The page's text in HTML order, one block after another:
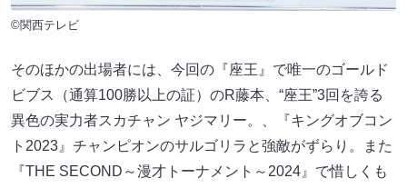
©関西テレビ
そのほかの出場者には、今回の『座王』で唯一のゴールド
ビブス（通算100勝以上の証）のR藤本、“座王”3回を誇る
異色の実力者スカチャン ヤジマリー。、『キングオブコン
ト2023』チャンピオンのサルゴリラと強敵がずらり。また
『THE SECOND～漫才トーナメント～2024』で惜しくも